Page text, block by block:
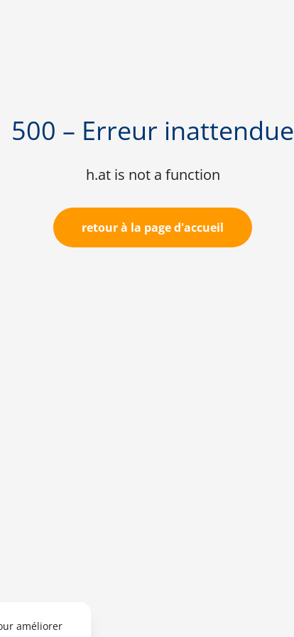
500 – Erreur inattendue
h.at is not a function
retour à la page d'accueil
améliorer